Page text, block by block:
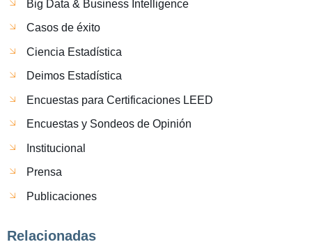
Big Data & Business Intelligence
Casos de éxito
Ciencia Estadística
Deimos Estadística
Encuestas para Certificaciones LEED
Encuestas y Sondeos de Opinión
Institucional
Prensa
Publicaciones
Relacionadas